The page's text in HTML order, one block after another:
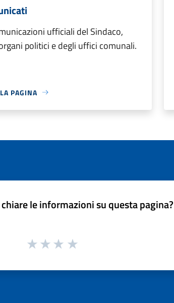
ufficiali del Sindaco,
politici e degli uffici comunali.
PAGINA
le informazioni su questa pagina?